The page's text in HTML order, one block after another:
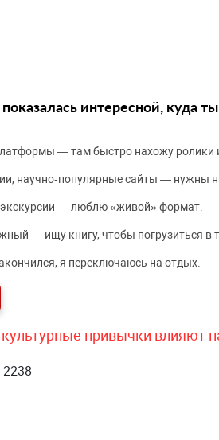
интересной, куда
— там быстро нахожу ролики
научно‑популярные сайты — нужны
экскурсии — люблю «живой» формат.
— ищу книгу, чтобы погрузиться в
я переключаюсь на отдых.
привычки влияют
2238